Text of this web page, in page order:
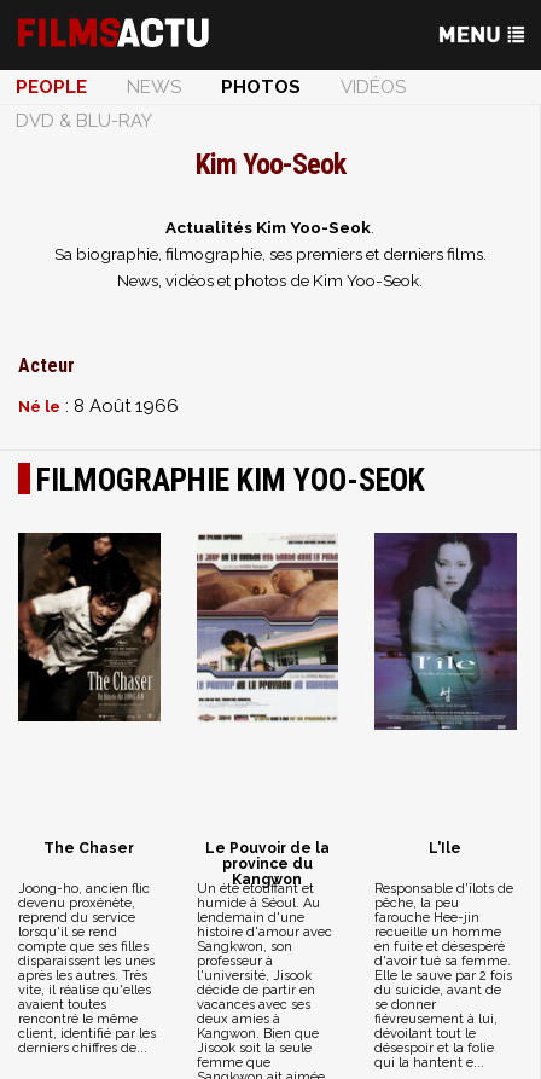
PEOPLE NEWS PHOTOS
VIDÉOS
DVD & BLU-RAY
Kim Yoo-Seok
Actualités Kim Yoo-Seok
Sa biographie, filmographie, ses premiers et derniers films.
News, vidéos et photos de Kim Yoo-Seok.
Acteur
Né le : 8 Août 1966
FILMOGRAPHIE KIM YOO-SEOK
The Chaser
Joong-ho, ancien flic
devenu proxénète,
reprend du service
lorsqu'il se rend
compte que ses filles
disparaissent les unes
après les autres. Très
vite, il réalise qu'elles
avaient toutes
rencontré le même
client, identifié par les
derniers chiffres de...
Le Pouvoir de la
province du
Kangwon
Un été étouffant et
humide à Séoul. Au
lendemain d'une
histoire d'amour avec
Sangkwon, son
professeur à
l'université, Jisook
décide de partir en
vacances avec ses
deux amies à
Kangwon. Bien que
Jisook soit la seule
femme que
L'Ile
Responsable d'îlots de
pêche, la peu
farouche Hee-jin
recueille un homme
en fuite et désespéré
d'avoir tué sa femme.
Elle le sauve par 2 fois
du suicide, avant de
se donner
fiévreusement à lui,
dévoilant tout le
désespoir et la folie
qui la hantent e...